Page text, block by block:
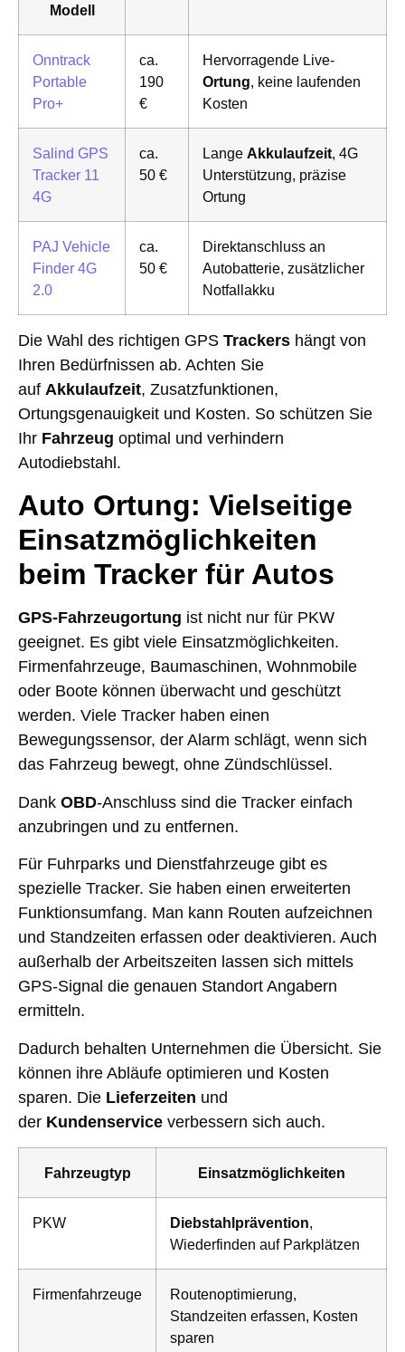
Modell
Onntrack
Portable
Pro+
ca.
190
€
Hervorragende Live-
Ortung, keine laufenden
Kosten
Salind GPS
Tracker 11
4G
ca.
50 €
Lange Akkulaufzeit, 4G
Unterstützung, präzise
Ortung
PAJ Vehicle
Finder 4G
2.0
ca.
50 €
Direktanschluss an
Autobatterie, zusätzlicher
Notfallakku
Die Wahl des richtigen GPS Trackers hängt von
Ihren Bedürfnissen ab. Achten Sie
auf Akkulaufzeit, Zusatzfunktionen,
Ortungsgenauigkeit und Kosten. So schützen Sie
Ihr Fahrzeug optimal und verhindern
Autodiebstahl.
Auto Ortung: Vielseitige
Einsatzmöglichkeiten
beim Tracker für Autos
GPS-Fahrzeugortung ist nicht nur für PKW
geeignet. Es gibt viele Einsatzmöglichkeiten.
Firmenfahrzeuge, Baumaschinen, Wohnmobile
oder Boote können überwacht und geschützt
werden. Viele Tracker haben einen
Bewegungssensor, der Alarm schlägt, wenn sich
das Fahrzeug bewegt, ohne Zündschlüssel.
Dank OBD-Anschluss sind die Tracker einfach
anzubringen und zu entfernen.
Für Fuhrparks und Dienstfahrzeuge gibt es
spezielle Tracker. Sie haben einen erweiterten
Funktionsumfang. Man kann Routen aufzeichnen
und Standzeiten erfassen oder deaktivieren. Auch
außerhalb der Arbeitszeiten lassen sich mittels
GPS-Signal die genauen Standort Angabern
ermitteln.
Dadurch behalten Unternehmen die Übersicht. Sie
können ihre Abläufe optimieren und Kosten
sparen. Die Lieferzeiten und
der Kundenservice verbessern sich auch.
Fahrzeugtyp Einsatzmöglichkeiten
PKW Diebstahlprävention,
Wiederfinden auf Parkplätzen
Firmenfahrzeuge
Routenoptimierung,
Standzeiten erfassen, Kosten
sparen